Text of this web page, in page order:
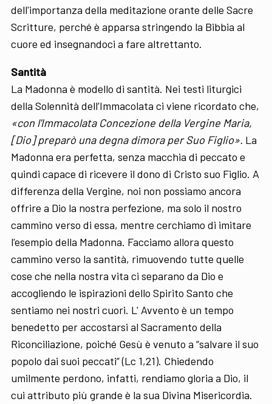
dell'importanza della meditazione orante delle Sacre
Scritture, perché è apparsa stringendo la Bibbia al
cuore ed insegnandoci a fare altrettanto.
Santità
La Madonna è modello di santità. Nei testi liturgici
della Solennità dell’Immacolata ci viene ricordato che,
«con l'Immacolata Concezione della Vergine Maria,
[Dio] preparò una degna dimora per Suo Figlio». La
Madonna era perfetta, senza macchia di peccato e
quindi capace di ricevere il dono di Cristo suo Figlio. A
differenza della Vergine, noi non possiamo ancora
offrire a Dio la nostra perfezione, ma solo il nostro
cammino verso di essa, mentre cerchiamo di imitare
l'esempio della Madonna. Facciamo allora questo
cammino verso la santità, rimuovendo tutte quelle
cose che nella nostra vita ci separano da Dio e
accogliendo le ispirazioni dello Spirito Santo che
sentiamo nei nostri cuori. L' Avvento è un tempo
benedetto per accostarsi al Sacramento della
Riconciliazione, poiché Gesù è venuto a “salvare il suo
popolo dai suoi peccati” (Lc 1,21). Chiedendo
umilmente perdono, infatti, rendiamo gloria a Dio, il
cui attributo più grande è la sua Divina Misericordia.